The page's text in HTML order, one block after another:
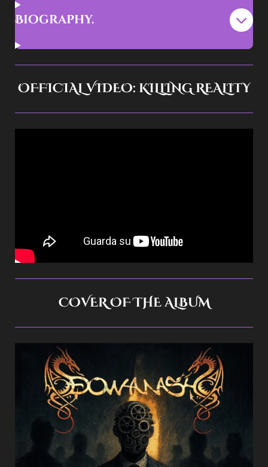
Biography.
OFFICIAL VIDEO: KILLING REALITY
COVER OF THE ALBUM